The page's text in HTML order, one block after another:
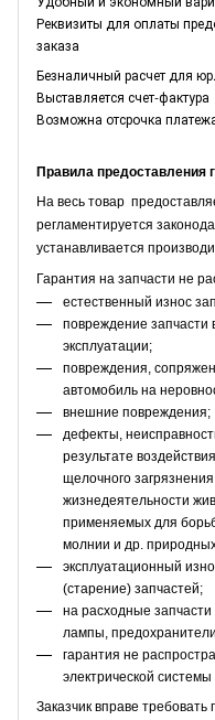
Реквизиты для оплаты
заказа
Безналичный расчет для
Выставляется счет-фактура
Возможна отсрочка
Правила предоставления
На весь товар
регламентируется
устанавливается
Гарантия на запчасти не
естественный износ
повреждение запчасти
эксплуатации;
повреждения,
автомобиль на
внешние повреждения;
дефекты,
результате
щелочного
жизнедеятельности
применяемых для
молнии и др.
эксплуатационный
(старение) запчастей;
на расходные
лампы,
гарантия не
электрической системы
Заказчик вправе требовать